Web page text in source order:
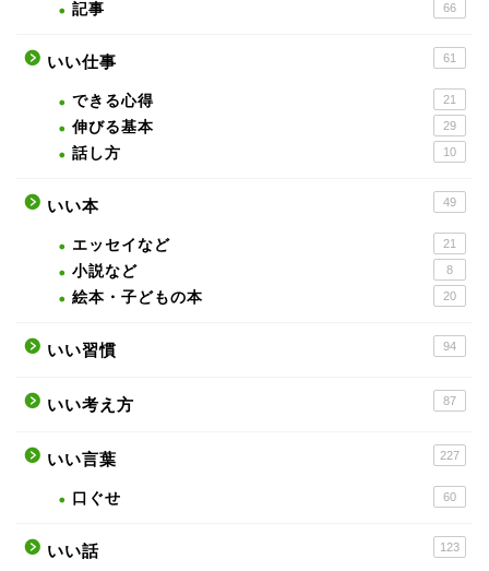
記事 66
いい仕事 61
できる心得 21
伸びる基本 29
話し方 10
いい本 49
エッセイなど 21
小説など 8
絵本・子どもの本 20
いい習慣 94
いい考え方 87
いい言葉 227
口ぐせ 60
いい話 123